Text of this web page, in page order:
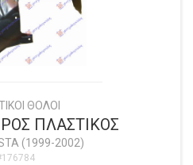
ΘΟΛΟΙ
ΠΛΑΣΤΙΚΟΣ
(1999-2002)